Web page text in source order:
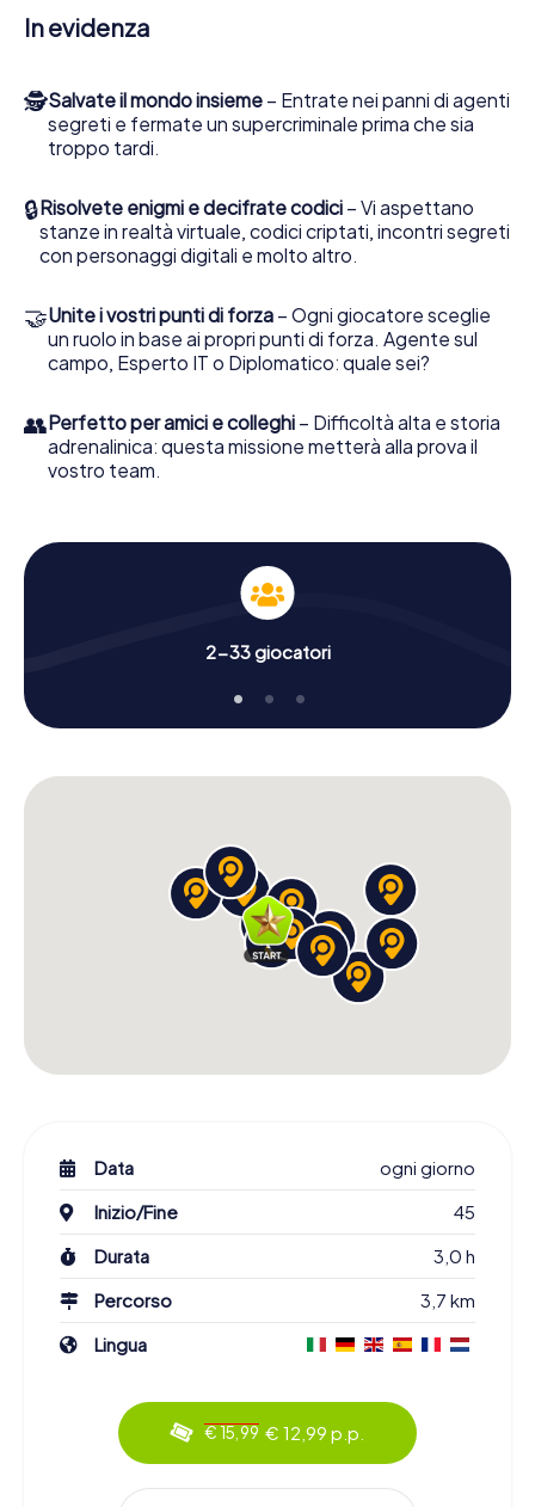
la sua squadra sarete immortalati nel punteggio più alto
del Frýdek-Místek e avrete accesso alla vostra personale
suoi biglietti nel mondo dello spionaggio e degli agenti
segreti e trasformi Frýdek-Místek in un'Escape Room
all'aperto!
In evidenza
🕵Salvate il mondo insieme – Entrate nei panni di agenti
segreti e fermate un supercriminale prima che sia
troppo tardi.
🔒Risolvete enigmi e decifrate codici – Vi aspettano
stanze in realtà virtuale, codici criptati, incontri segreti
con personaggi digitali e molto altro.
🤝Unite i vostri punti di forza – Ogni giocatore sceglie
un ruolo in base ai propri punti di forza. Agente sul
campo, Esperto IT o Diplomatico: quale sei?
👥Perfetto per amici e colleghi – Difficoltà alta e storia
adrenalinica: questa missione metterà alla prova il
vostro team.
2-33 giocatori
Data
ogni giorno
Inizio/Fine
45
Durata
3,0 h
Percorso
3,7 km
Lingua
€ 15,99 € 12,99 p.p.